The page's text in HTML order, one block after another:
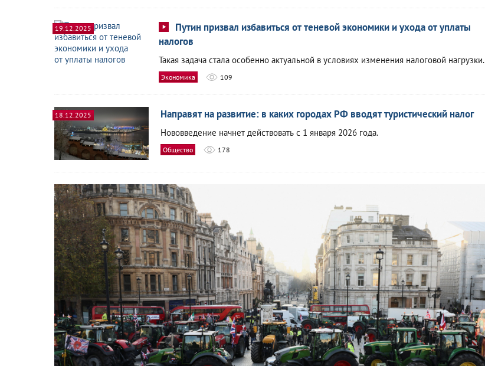
19.12.2025
Путин призвал избавиться от теневой экономики и ухода от уплаты
налогов
Такая задача стала особенно актуальной в условиях изменения налоговой нагрузки.
Экономика 109
18.12.2025 Направят на развитие: в каких городах РФ вводят туристический налог
Нововведение начнет действовать с 1 января 2026 года.
Общество 178